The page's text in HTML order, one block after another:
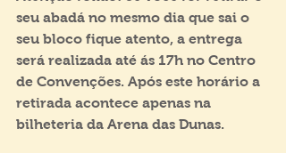
seu abadá no mesmo dia que sai o
seu bloco fique atento, a entrega
será realizada até ás 17h no Centro
de Convenções. Após este horário a
retirada acontece apenas na
bilheteria da Arena das Dunas.